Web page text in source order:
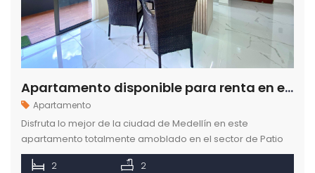
Apartamento disponible para renta en el sector de Patio Bonito en Medellín
Apartamento
Disfruta lo mejor de la ciudad de Medellín en este
apartamento totalmente amoblado en el sector de Patio
Bonito en el exclusivo barrio de El Poblado.
2 2